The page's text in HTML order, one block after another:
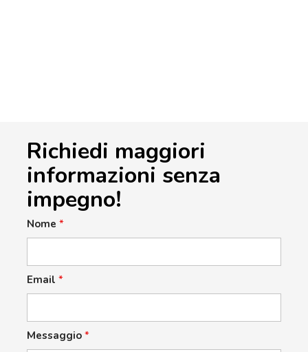
Richiedi maggiori
informazioni senza
impegno!
Nome *
Email *
Messaggio *